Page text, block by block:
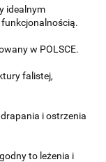
idealnym
funkcjonalnością.
w POLSCE.
falistej,
i ostrzenia
to leżenia i